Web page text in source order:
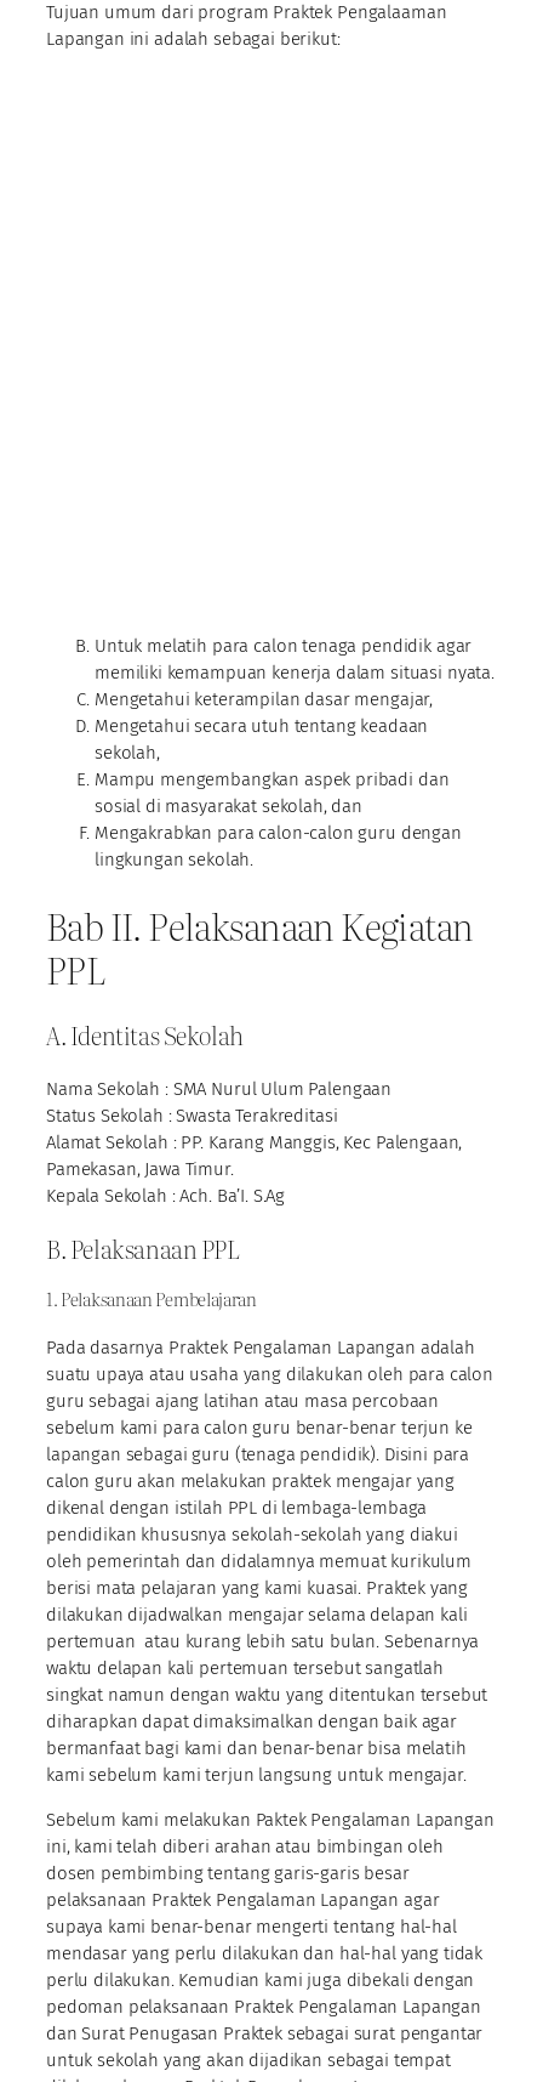
Tujuan umum dari program Praktek Pengalaaman
Lapangan ini adalah sebagai berikut:
Untuk melatih para calon tenaga pendidik agar
memiliki kemampuan kenerja dalam situasi nyata.
Mengetahui keterampilan dasar mengajar,
Mengetahui secara utuh tentang keadaan
sekolah,
Mampu mengembangkan aspek pribadi dan
sosial di masyarakat sekolah, dan
Mengakrabkan para calon-calon guru dengan
lingkungan sekolah.
Bab II. Pelaksanaan Kegiatan
PPL
A. Identitas Sekolah
Nama Sekolah : SMA Nurul Ulum Palengaan
Status Sekolah : Swasta Terakreditasi
Alamat Sekolah : PP. Karang Manggis, Kec Palengaan,
Pamekasan, Jawa Timur.
Kepala Sekolah : Ach. Ba’I. S.Ag
B. Pelaksanaan PPL
1. Pelaksanaan Pembelajaran
Pada dasarnya Praktek Pengalaman Lapangan adalah
suatu upaya atau usaha yang dilakukan oleh para calon
guru sebagai ajang latihan atau masa percobaan
sebelum kami para calon guru benar-benar terjun ke
lapangan sebagai guru (tenaga pendidik). Disini para
calon guru akan melakukan praktek mengajar yang
dikenal dengan istilah PPL di lembaga-lembaga
pendidikan khususnya sekolah-sekolah yang diakui
oleh pemerintah dan didalamnya memuat kurikulum
berisi mata pelajaran yang kami kuasai. Praktek yang
dilakukan dijadwalkan mengajar selama delapan kali
pertemuan atau kurang lebih satu bulan. Sebenarnya
waktu delapan kali pertemuan tersebut sangatlah
singkat namun dengan waktu yang ditentukan tersebut
diharapkan dapat dimaksimalkan dengan baik agar
bermanfaat bagi kami dan benar-benar bisa melatih
kami sebelum kami terjun langsung untuk mengajar.
Sebelum kami melakukan Paktek Pengalaman Lapangan
ini, kami telah diberi arahan atau bimbingan oleh
dosen pembimbing tentang garis-garis besar
pelaksanaan Praktek Pengalaman Lapangan agar
supaya kami benar-benar mengerti tentang hal-hal
mendasar yang perlu dilakukan dan hal-hal yang tidak
perlu dilakukan. Kemudian kami juga dibekali dengan
pedoman pelaksanaan Praktek Pengalaman Lapangan
dan Surat Penugasan Praktek sebagai surat pengantar
untuk sekolah yang akan dijadikan sebagai tempat